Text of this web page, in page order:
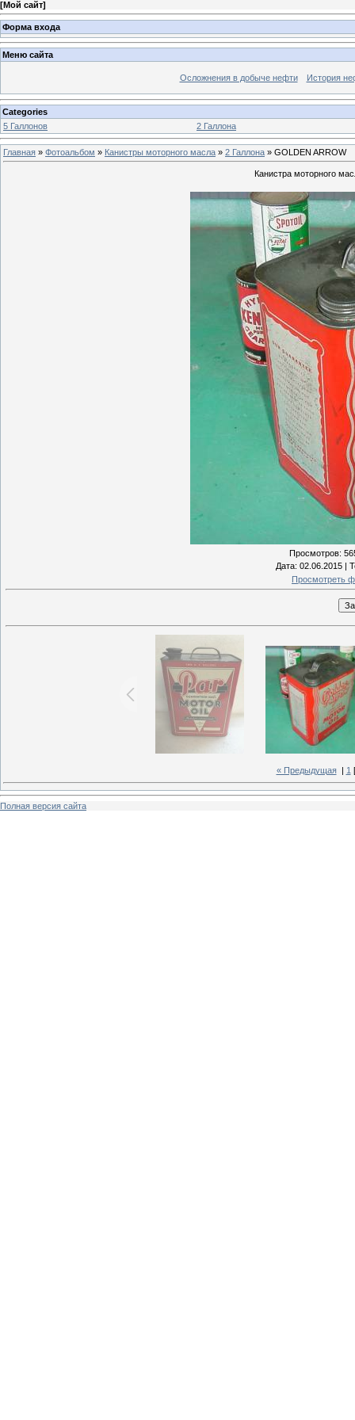
[Мой сайт]
Форма входа
Меню сайта
Осложнения в добыче нефти История
Categories
5 Галлонов
2 Галлона
Главная » Фотоальбом » Канистры моторного масла » 2 Галлона » GOLDEN ARROW
Канистра моторного
Просмотров:
Дата: 02.06.2015 |
Просмотреть
« Предыдущая| 1 [
Полная версия сайта